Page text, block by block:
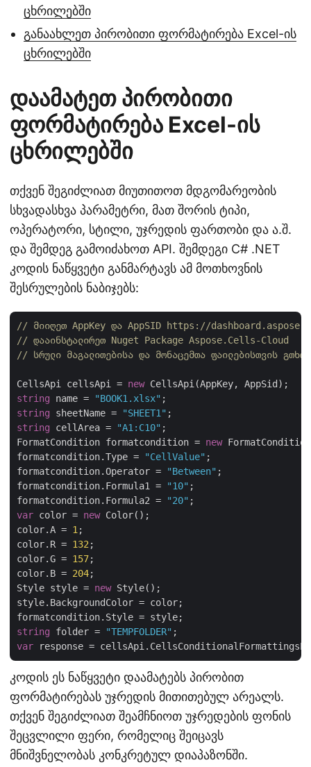
ცხრილებში
განაახლეთ პირობითი ფორმატირება Excel-ის
ცხრილებში
დაამატეთ პირობითი
ფორმატირება Excel-ის
ცხრილებში
თქვენ შეგიძლიათ მიუთითოთ მდგომარეობის
სხვადასხვა პარამეტრი, მათ შორის ტიპი,
ოპერატორი, სტილი, უჯრედის ფართობი და ა.შ.
და შემდეგ გამოიძახოთ API. შემდეგი C# .NET
კოდის ნაწყვეტი განმარტავს ამ მოთხოვნის
შესრულების ნაბიჯებს:
// მიიღეთ AppKey და AppSID https://
// დააინსტალირეთ Nuget Package Aspose.Cells-Cloud
// სრული მაგალითებისა და მონაცემთა ფაილებისთვის
CellsApi cellsApi = new
string name = "BOOK1.xlsx"
string sheetName = "SHEET1"
string cellArea = "A1:C10" ;
FormatCondition formatcondition = new
formatcondition.Type =
"CellValue" ;
formatcondition.Operator =
"Between" ;
formatcondition.Formula1 =
"10" ;
formatcondition.Formula2 =
"20"
var color = new Color();
color.A = 1;
color.R = 132;
color.G = 157;
color.B = 204;
Style style = new Style();
style.BackgroundColor = color;
string folder = "TEMPFOLDER"
var
კოდის ეს ნაწყვეტი დაამატებს პირობით
ფორმატირებას უჯრედის მითითებულ არეალს.
თქვენ შეგიძლიათ შეამჩნიოთ უჯრედების ფონის
შეცვლილი ფერი, რომელიც შეიცავს
მნიშვნელობას კონკრეტულ დიაპაზონში.